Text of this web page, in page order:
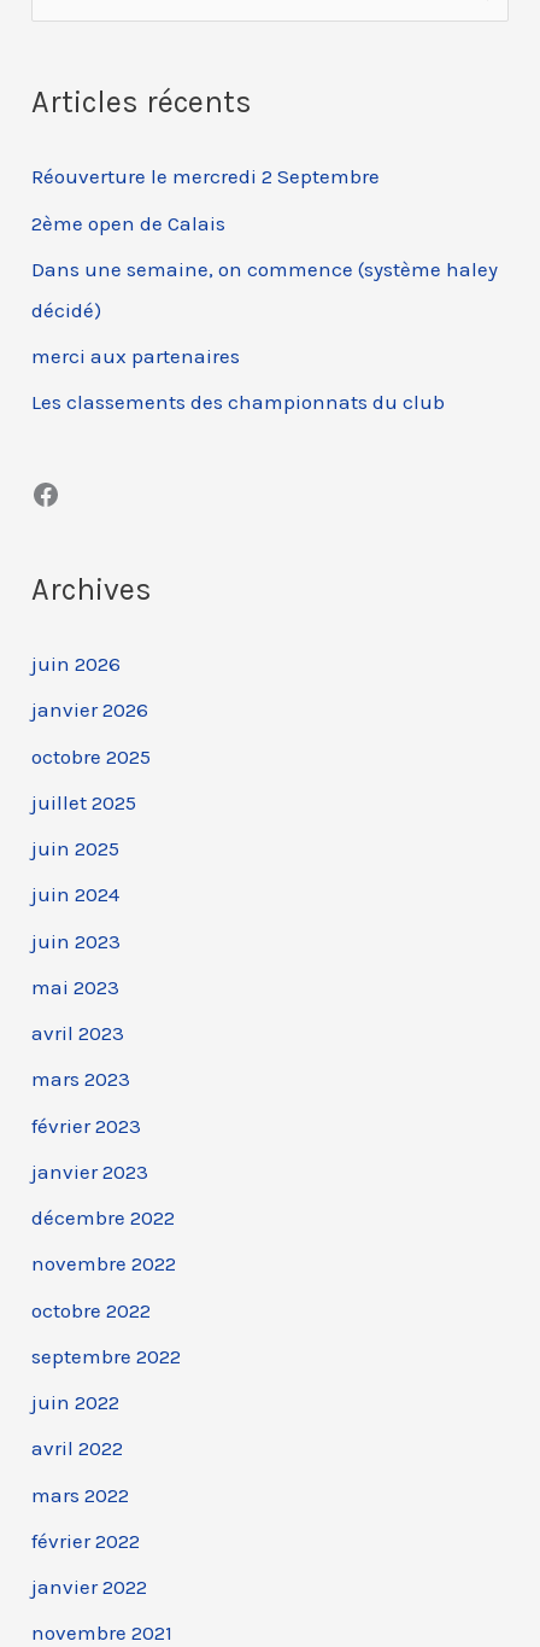
e
h
r
c
h
e
Articles récents
Réouverture le mercredi 2 Septembre
2ème open de Calais
Dans une semaine, on commence (système haley
décidé)
merci aux partenaires
Les classements des championnats du club
Facebook
Archives
juin 2026
janvier 2026
octobre 2025
juillet 2025
juin 2025
juin 2024
juin 2023
mai 2023
avril 2023
mars 2023
février 2023
janvier 2023
décembre 2022
novembre 2022
octobre 2022
septembre 2022
juin 2022
avril 2022
mars 2022
février 2022
janvier 2022
novembre 2021